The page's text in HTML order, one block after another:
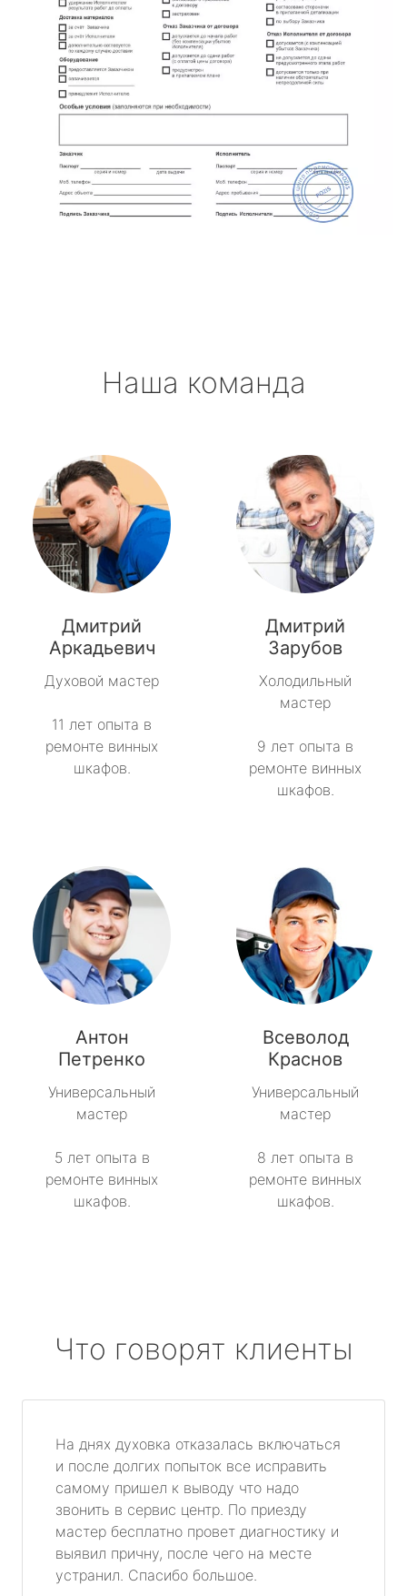
Наша команда
Дмитрий
Аркадьевич
Духовой мастер
11 лет опыта в
ремонте винных
шкафов.
Дмитрий
Зарубов
Холодильный
мастер
9 лет опыта в
ремонте винных
шкафов.
Антон
Петренко
Универсальный
мастер
5 лет опыта в
ремонте винных
шкафов.
Всеволод
Краснов
Универсальный
мастер
8 лет опыта в
ремонте винных
шкафов.
Что говорят клиенты
На днях духовка отказалась включаться
и после долгих попыток все исправить
самому пришел к выводу что надо
звонить в сервис центр. По приезду
мастер бесплатно провет диагностику и
выявил причну, после чего на месте
устранил. Спасибо большое.